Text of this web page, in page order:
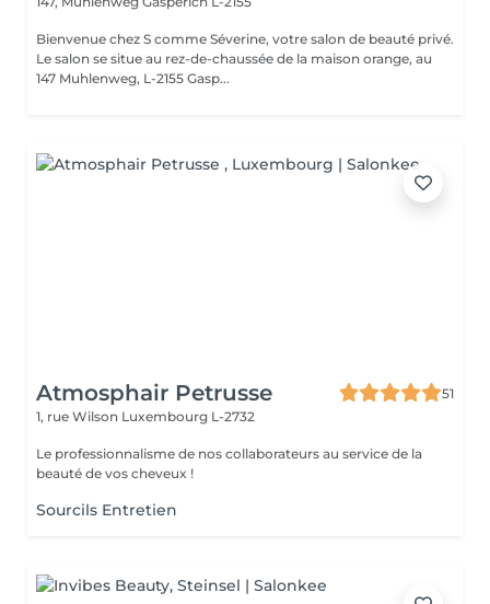
Bienvenue chez S comme Séverine, votre salon de beauté privé.
Le salon se situe au rez-de-chaussée de la maison orange, au
147 Muhlenweg, L-2155 Gasp...
Atmosphair Petrusse
51
1, rue Wilson Luxembourg L-2732
Le professionnalisme de nos collaborateurs au service de la
beauté de vos cheveux !
Sourcils Entretien